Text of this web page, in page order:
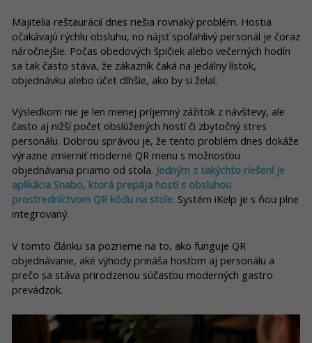
Majitelia reštaurácií dnes riešia rovnaký problém. Hostia
očakávajú rýchlu obsluhu, no nájsť spoľahlivý personál je čoraz
náročnejšie. Počas obedových špičiek alebo večerných hodín
sa tak často stáva, že zákazník čaká na jedálny lístok,
objednávku alebo účet dlhšie, ako by si želal.
Výsledkom nie je len menej príjemný zážitok z návštevy, ale
často aj nižší počet obslúžených hostí či zbytočný stres
personálu. Dobrou správou je, že tento problém dnes dokáže
výrazne zmierniť moderné QR menu s možnosťou
objednávania priamo od stola. Jedným z takýchto riešení je
aplikácia Snabo, ktorá prepája hostí s obsluhou
prostredníctvom QR kódu na stole. Systém iKelp je s ňou plne
integrovaný.
V tomto článku sa pozrieme na to, ako funguje QR
objednávanie, aké výhody prináša hosťom aj personálu a
prečo sa stáva prirodzenou súčasťou moderných gastro
prevádzok.